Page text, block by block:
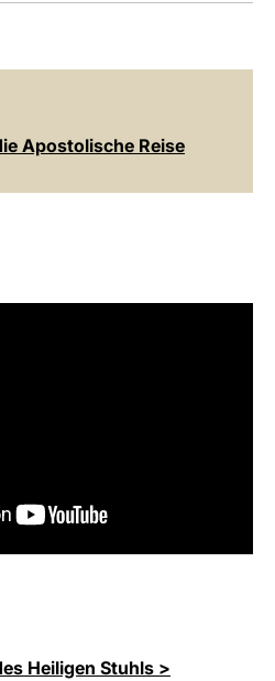
Apostolische Reise
Heiligen Stuhls >